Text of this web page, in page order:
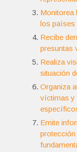
Monitorea
los países
Recibe
presuntas
Realiza
situación
Organiza
víctimas y
Emite